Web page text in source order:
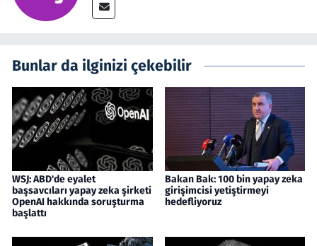
Bunlar da ilginizi çekebilir
WSJ: ABD'de eyalet
başsavcıları yapay zeka şirketi
OpenAI hakkında soruşturma
başlattı
Bakan Bak: 100 bin yapay zeka
girişimcisi yetiştirmeyi
hedefliyoruz